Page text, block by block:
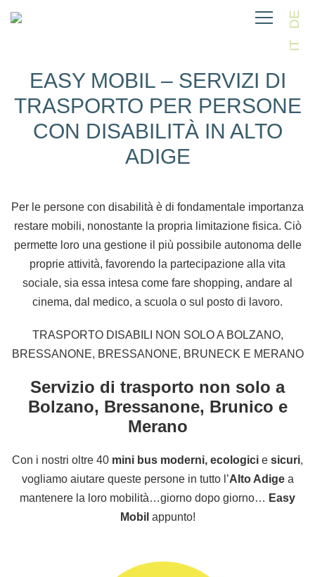
IT
DE
EASY MOBIL – SERVIZI DI
TRASPORTO PER PERSONE
CON DISABILITÀ IN ALTO
ADIGE
Per le persone con disabilità è di fondamentale importanza
restare mobili, nonostante la propria limitazione fisica. Ciò
permette loro una gestione il più possibile autonoma delle
proprie attività, favorendo la partecipazione alla vita
sociale, sia essa intesa come fare shopping, andare al
cinema, dal medico, a scuola o sul posto di lavoro.
TRASPORTO DISABILI NON SOLO A BOLZANO,
BRESSANONE, BRESSANONE, BRUNECK E MERANO
Servizio di trasporto non solo a
Bolzano, Bressanone, Brunico e
Merano
Con i nostri oltre 40 mini bus moderni, ecologici e sicuri,
vogliamo aiutare queste persone in tutto l’Alto Adigea
mantenere la loro mobilità…giorno dopo giorno… Easy
Mobil appunto!